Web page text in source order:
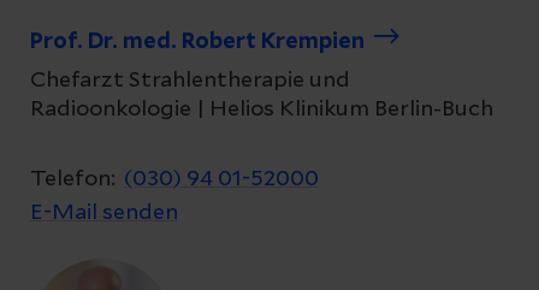
Prof. Dr. med. Robert Krempien
Chefarzt Strahlentherapie und
Radioonkologie | Helios Klinikum Berlin-Buch
Telefon: (030) 94 01-52000
E-Mail senden